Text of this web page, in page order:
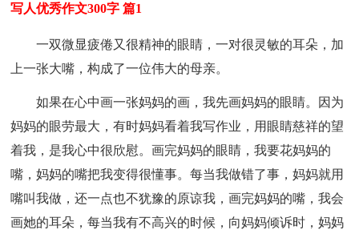
写人优秀作文300字 篇1
一双微显疲倦又很精神的眼睛，一对很灵敏的耳朵，加
上一张大嘴，构成了一位伟大的母亲。
如果在心中画一张妈妈的画，我先画妈妈的眼睛。因为
妈妈的眼劳最大，有时妈妈看着我写作业，用眼睛慈祥的望
着我，是我心中很欣慰。画完妈妈的眼睛，我要花妈妈的
嘴，妈妈的嘴把我变得很懂事。每当我做错了事，妈妈就用
嘴叫我做，还一点也不犹豫的原谅我，画完妈妈的嘴，我会
画她的耳朵，每当我有不高兴的时候，向妈妈倾诉时，妈妈